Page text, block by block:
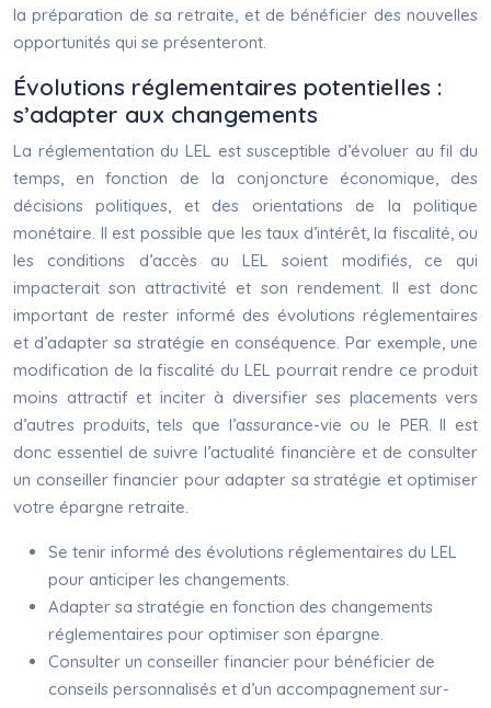
la préparation de sa retraite, et de bénéficier des nouvelles
opportunités qui se présenteront.
Évolutions réglementaires potentielles :
s’adapter aux changements
La réglementation du LEL est susceptible d’évoluer au fil du
temps, en fonction de la conjoncture économique, des
décisions politiques, et des orientations de la politique
monétaire. Il est possible que les taux d’intérêt, la fiscalité, ou
les conditions d’accès au LEL soient modifiés, ce qui
impacterait son attractivité et son rendement. Il est donc
important de rester informé des évolutions réglementaires
et d’adapter sa stratégie en conséquence. Par exemple, une
modification de la fiscalité du LEL pourrait rendre ce produit
moins attractif et inciter à diversifier ses placements vers
d’autres produits, tels que l’assurance-vie ou le PER. Il est
donc essentiel de suivre l’actualité financière et de consulter
un conseiller financier pour adapter sa stratégie et optimiser
votre épargne retraite.
Se tenir informé des évolutions réglementaires du LEL
pour anticiper les changements.
Adapter sa stratégie en fonction des changements
réglementaires pour optimiser son épargne.
Consulter un conseiller financier pour bénéficier de
conseils personnalisés et d’un accompagnement sur-